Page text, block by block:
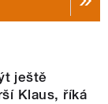
ještě
Klaus, říká